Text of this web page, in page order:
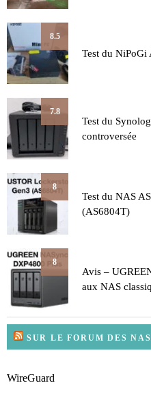
8.5
Test du NiPoGi
7.8
Test du
controversée
8
Test du NAS
(AS6804T)
8
Avis –
aux NAS
SUR LE FORUM DES NAS
WireGuard